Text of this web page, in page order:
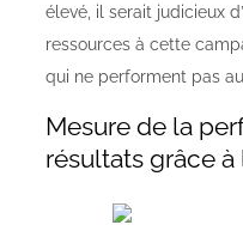
élevé, il serait judicieux
ressources à cette
qui ne performent pas
Mesure de la
résultats grâce à